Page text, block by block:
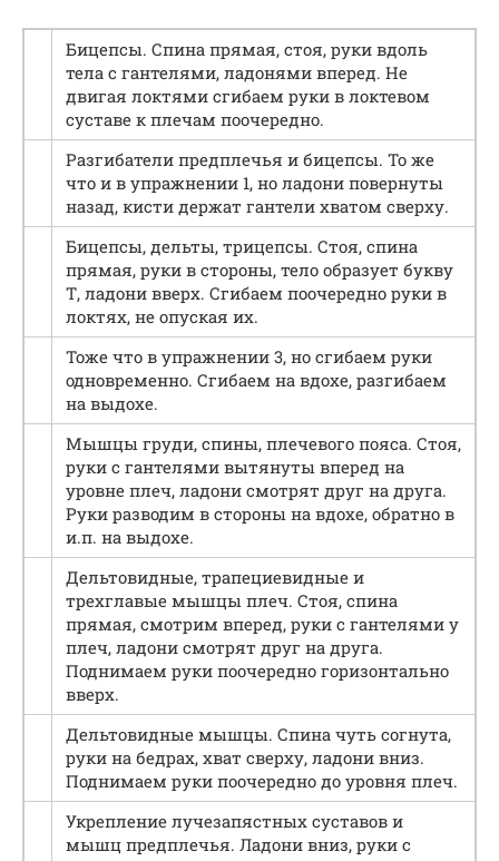
Бицепсы. Спина прямая, стоя, руки вдоль
тела с гантелями, ладонями вперед. Не
двигая локтями сгибаем руки в локтевом
суставе к плечам поочередно.
Разгибатели предплечья и бицепсы. То же
что и в упражнении 1, но ладони повернуты
назад, кисти держат гантели хватом сверху.
Бицепсы, дельты, трицепсы. Стоя, спина
прямая, руки в стороны, тело образует букву
Т, ладони вверх. Сгибаем поочередно руки в
локтях, не опуская их.
Тоже что в упражнении 3, но сгибаем руки
одновременно. Сгибаем на вдохе, разгибаем
на выдохе.
Мышцы груди, спины, плечевого пояса. Стоя,
руки с гантелями вытянуты вперед на
уровне плеч, ладони смотрят друг на друга.
Руки разводим в стороны на вдохе, обратно в
и.п. на выдохе.
Дельтовидные, трапециевидные и
трехглавые мышцы плеч. Стоя, спина
прямая, смотрим вперед, руки с гантелями у
плеч, ладони смотрят друг на друга.
Поднимаем руки поочередно горизонтально
вверх.
Дельтовидные мышцы. Спина чуть согнута,
руки на бедрах, хват сверху, ладони вниз.
Поднимаем руки поочередно до уровня плеч.
Укрепление лучезапястных суставов и
мышц предплечья. Ладони вниз, руки с